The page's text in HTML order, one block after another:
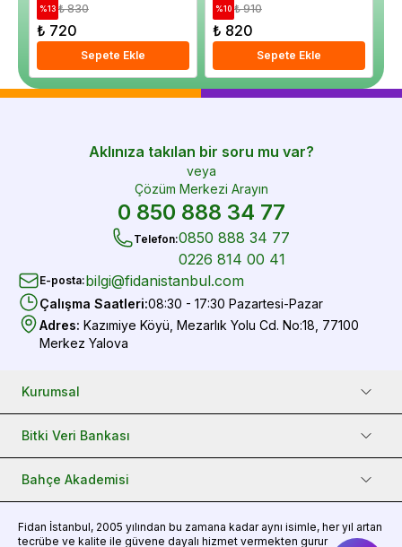
%13 ₺ 830
₺ 720
Sepete Ekle
%10 ₺ 910
₺ 820
Sepete Ekle
Aklınıza takılan bir soru mu var?
veya
Çözüm Merkezi Arayın
0 850 888 34 77
Telefon:0850 888 34 77
0226 814 00 41
E-posta:bilgi@fidanistanbul.com
Çalışma Saatleri:08:30 - 17:30 Pazartesi-Pazar
Adres: Kazımiye Köyü, Mezarlık Yolu Cd. No:18, 77100
Merkez Yalova
Kurumsal
Bitki Veri Bankası
Bahçe Akademisi
Fidan İstanbul, 2005 yılından bu zamana kadar aynı isimle, her yıl artan
tecrübe ve kalite ile güvene dayalı hizmet vermekten gurur